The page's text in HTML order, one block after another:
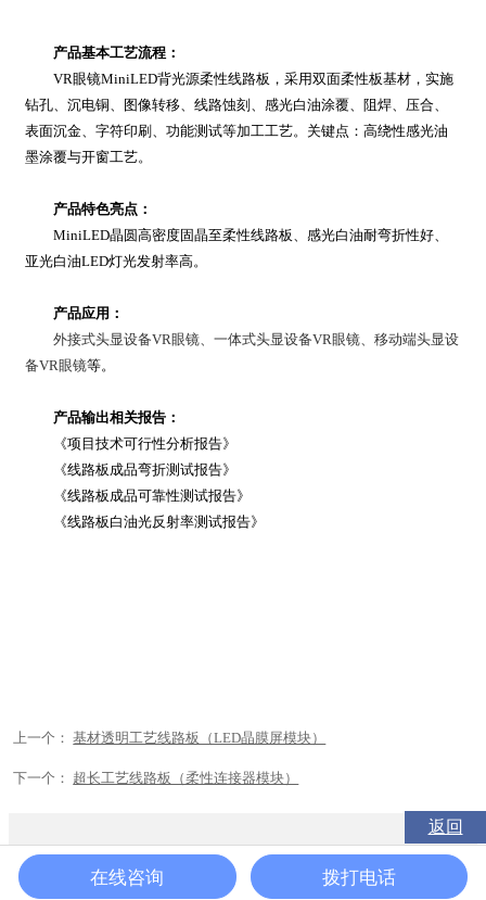
产品基本工艺流程：
VR眼镜MiniLED背光源柔性线路板，采用双面柔性板基材，实施
钻孔、沉电铜、图像转移、线路蚀刻、感光白油涂覆、阻焊、压合、
表面沉金、字符印刷、功能测试等加工工艺。关键点：高绕性感光油
墨涂覆与开窗工艺。
产品特色亮点：
MiniLED晶圆高密度固晶至柔性线路板、感光白油耐弯折性好、
亚光白油LED灯光发射率高。
产品应用：
外接式头显设备VR眼镜、一体式头显设备VR眼镜、移动端头显设
备VR眼镜等。
产品输出相关报告：
《项目技术可行性分析报告》
《线路板成品弯折测试报告》
《线路板成品可靠性测试报告》
《线路板白油光反射率测试报告》
上一个：基材透明工艺线路板（LED晶膜屏模块）
下一个： 超长工艺线路板（柔性连接器模块）
返回
在线咨询 拨打电话